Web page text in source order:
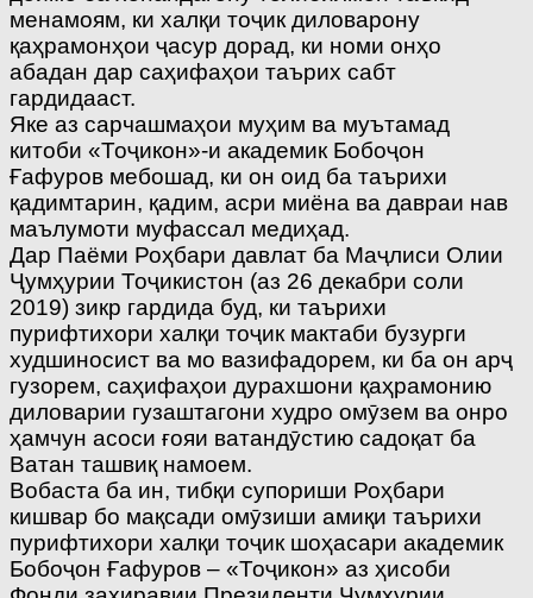
менамоям, ки халқи тоҷик диловарону
қаҳрамонҳои ҷасур дорад, ки номи онҳо
абадан дар саҳифаҳои таърих сабт
гардидааст.
Яке аз сарчашмаҳои муҳим ва муътамад
китоби «Тоҷикон»-и академик Бобоҷон
Ғафуров мебошад, ки он оид ба таърихи
қадимтарин, қадим, асри миёна ва давраи нав
маълумоти муфассал медиҳад.
Дар Паёми Роҳбари давлат ба Маҷлиси Олии
Ҷумҳурии Тоҷикистон (аз 26 декабри соли
2019) зикр гардида буд, ки таърихи
пурифтихори халқи тоҷик мактаби бузурги
худшиносист ва мо вазифадорем, ки ба он арҷ
гузорем, саҳифаҳои дурахшони қаҳрамонию
диловарии гузаштагони худро омӯзем ва онро
ҳамчун асоси ғояи ватандӯстию садоқат ба
Ватан ташвиқ намоем.
Вобаста ба ин, тибқи супориши Роҳбари
кишвар бо мақсади омӯзиши амиқи таърихи
пурифтихори халқи тоҷик шоҳасари академик
Бобоҷон Ғафуров – «Тоҷикон» аз ҳисоби